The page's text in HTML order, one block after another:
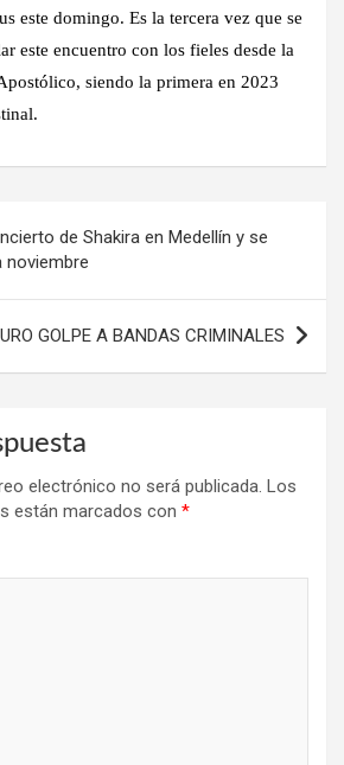
este domingo. Es la tercera vez que se
este encuentro con los fieles desde la
siendo la primera en 2023
de Shakira en Medellín y se
noviembre
GOLPE A BANDAS CRIMINALES
electrónico no será publicada. Los
están marcados con *